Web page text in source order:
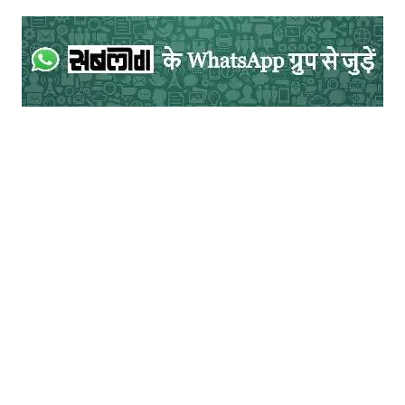
इसी प्रकार गोड्डा के सांसद निशिकांत दूबे लगातार
इस परियोजना को क्षेत्रीय विकास का प्रतीक बताते
रहे हैं। बड़े निवेश से रोजगार और आधारभूत संरचना